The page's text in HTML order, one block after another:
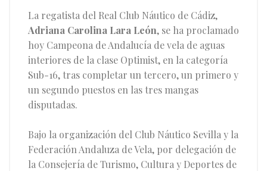
La regatista del Real Club Náutico de Cádiz,
Adriana Carolina Lara León, se ha proclamado
hoy Campeona de Andalucía de vela de aguas
interiores de la clase Optimist, en la categoría
Sub-16, tras completar un tercero, un primero y
un segundo puestos en las tres mangas
disputadas.
Bajo la organización del Club Náutico Sevilla y la
Federación Andaluza de Vela, por delegación de
la Consejería de Turismo, Cultura y Deportes de